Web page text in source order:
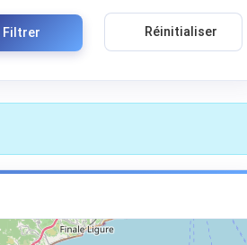
Filtrer Réinitialiser